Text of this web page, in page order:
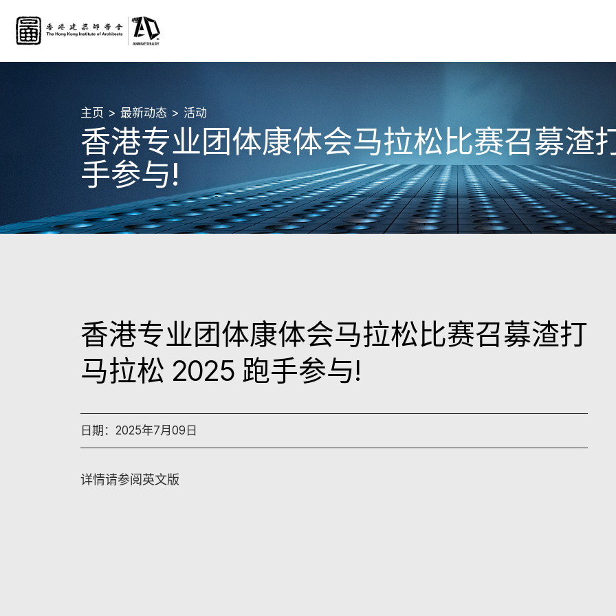
主页 最新动态 活动
香港专业团体康体会马拉松比赛召募渣
手参与!
香港专业团体康体会马拉松比赛召募渣打
马拉松 2025 跑手参与!
日期：2025年7月09日
详情请参阅英文版